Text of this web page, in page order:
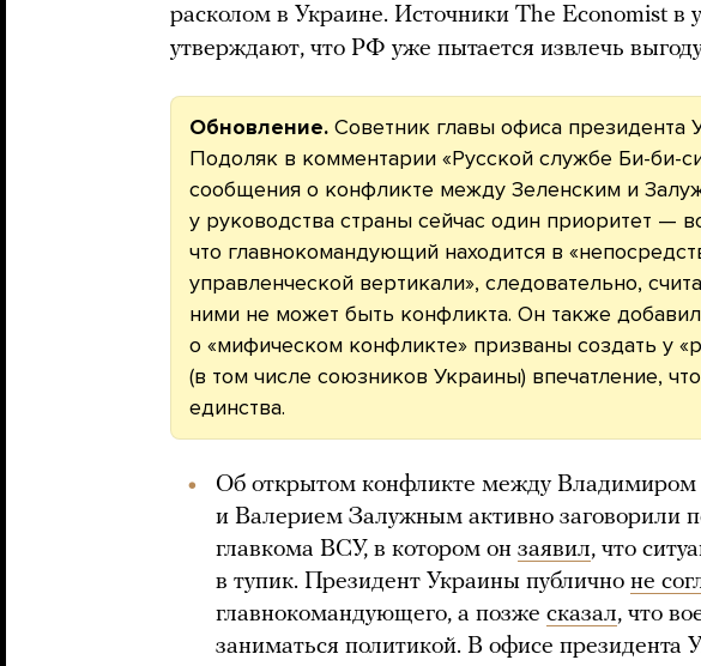
расколом в Украине. Источники The Economist в
утверждают, что РФ уже пытается извлечь
Обновление. Советник главы офиса президента
Подоляк в комментарии «Русской службе Би-би-
сообщения о конфликте между Зеленским и
у руководства страны сейчас один приоритет —
что главнокомандующий находится в
управленческой вертикали», следовательно,
ними не может быть конфликта. Он также
о «мифическом конфликте» призваны создать у
(в том числе союзников Украины) впечатление,
единства.
Об открытом конфликте между Владимиром
и Валерием Залужным активно заговорили
главкома ВСУ, в котором он заявил, что
в тупик. Президент Украины публично не
главнокомандующего, а позже сказал, что
заниматься политикой. В офисе президента